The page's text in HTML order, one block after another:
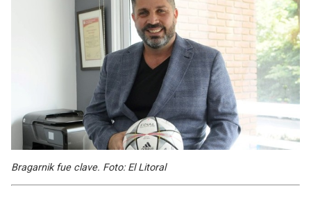
Bragarnik fue clave. Foto: El Litoral